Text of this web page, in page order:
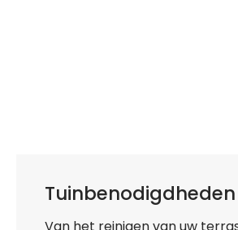
Tuinbenodigdheden
Van het reinigen van uw